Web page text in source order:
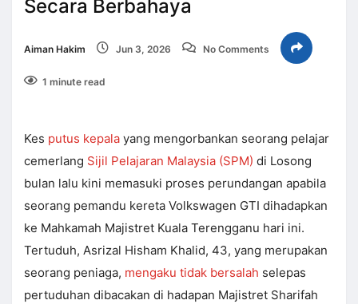
Secara Berbahaya
Aiman Hakim Jun 3, 2026 No Comments
1 minute read
Kes putus kepala yang mengorbankan seorang pelajar
cemerlang Sijil Pelajaran Malaysia (SPM) di Losong
bulan lalu kini memasuki proses perundangan apabila
seorang pemandu kereta Volkswagen GTI dihadapkan
ke Mahkamah Majistret Kuala Terengganu hari ini.
Tertuduh, Asrizal Hisham Khalid, 43, yang merupakan
seorang peniaga, mengaku tidak bersalah selepas
pertuduhan dibacakan di hadapan Majistret Sharifah